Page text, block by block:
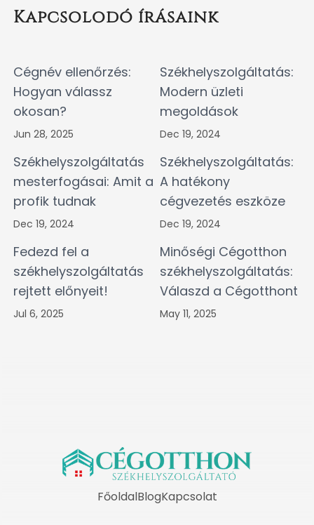
Kapcsolodó írásaink
Cégnév ellenőrzés:
Hogyan válassz
okosan?
Jun 28, 2025
Székhelyszolgáltatás:
Modern üzleti
megoldások
Dec 19, 2024
Székhelyszolgáltatás
mesterfogásai: Amit a
profik tudnak
Dec 19, 2024
Székhelyszolgáltatás:
A hatékony
cégvezetés eszköze
Dec 19, 2024
Fedezd fel a
székhelyszolgáltatás
rejtett előnyeit!
Jul 6, 2025
Minőségi Cégotthon
székhelyszolgáltatás:
Válaszd a Cégotthont
May 11, 2025
FőoldalBlogKapcsolat